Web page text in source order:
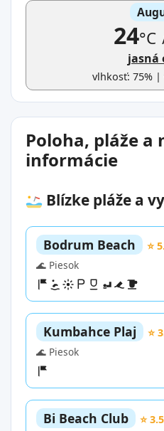
24°C
jasná
vlhkosť: 75%
Poloha, pláže a
informácie
Blízke pláže a
Bodrum Beach
⭐
🌊 Piesok
Kumbahce Plaj
⭐
🌊 Piesok
Bi Beach Club
⭐